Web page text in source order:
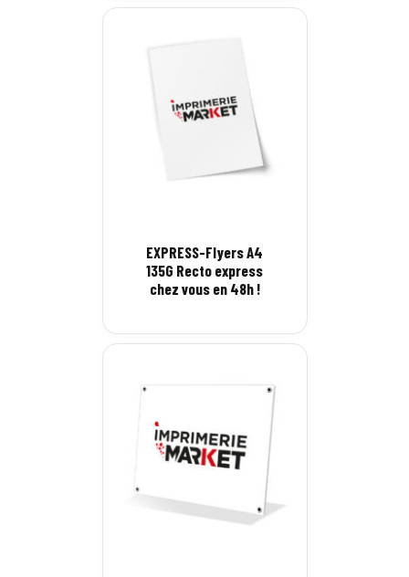
EXPRESS-Flyers A4
135G Recto express
chez vous en 48h !